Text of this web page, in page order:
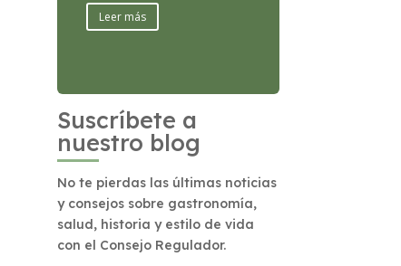
Leer más
Suscríbete a
nuestro blog
No te pierdas las últimas noticias
y consejos sobre gastronomía,
salud, historia y estilo de vida
con el Consejo Regulador.